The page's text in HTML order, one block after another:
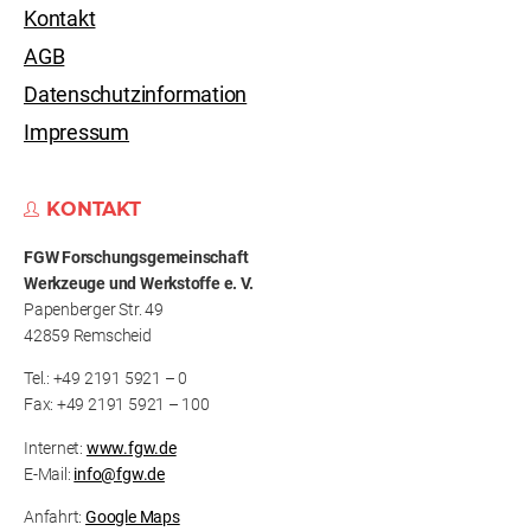
Kontakt
AGB
Datenschutzinformation
Impressum
KONTAKT
FGW Forschungs­gemeinschaft
Werkzeuge und Werkstoffe e. V.
Papenberger Str. 49
42859 Remscheid
Tel.: +49 2191 5921 – 0
Fax: +49 2191 5921 – 100
Internet: www.fgw.de
E-Mail: info@fgw.de
Anfahrt:Google Maps